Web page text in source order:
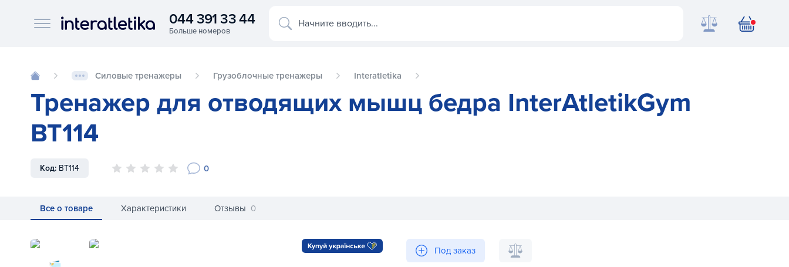
Interatletika logo
044 391 33 44 Начните вводить...
Силовые тренажеры Грузоблочные тренажеры Interatletika
Тренажер для отводящих мышц бедра InterAtletikGym
BT114
Код: BT114 0
Все о товаре Характеристики Отзывы 0
Тренажер для отводящих мышц бедра InterAtletikGym BT114
Под заказ